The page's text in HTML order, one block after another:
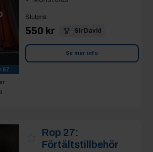
Slutpris:
550 kr Sir David
Se mer info
Rop 27:
Förtältstillbehör